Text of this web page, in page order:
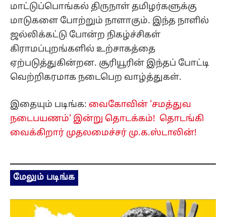
மாட்டுப்பொங்கல் திருநாள் தமிழர்களுக்கு
மாடுகளை போற்றும் நாளாகும். இந்த நாளில்
ஜல்லிக்கட்டு போன்ற நிகழ்ச்சிகள்
கிராமப்புறங்களில் உற்சாகத்தை
ஏற்படுத்துகின்றன. சூரியூரின் இந்தப் போட்டி
வெற்றிகரமாக நடைபெற வாழ்த்துகள்.
இதையும் படிங்க: வைகோவின் 'சமத்துவ
நடைபயணம்' இன்று தொடக்கம்! தொடங்கி
வைக்கிறார் முதலமைச்சர் மு.க.ஸ்டாலின்!
மேலும் படிங்க